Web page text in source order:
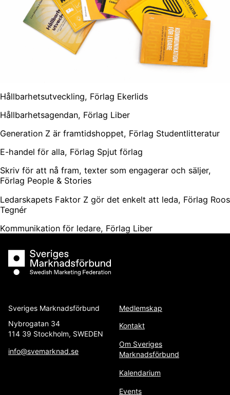
Hållbarhetsutveckling, Förlag Ekerlids
Hållbarhetsagendan, Förlag Liber
Generation Z är framtidshoppet, Förlag Studentlitteratur
E-handel för alla, Förlag Spjut förlag
Skriv för att nå fram, texter som engagerar och säljer,
Förlag People & Stories
Ledarskapets Faktor Z gör det enkelt att leda, Förlag Roos
Tegnér
Kommunikation för ledare, Förlag Liber
Sveriges Marknadsförbund
Sveriges Marknadsförbund
Nybrogatan 34
114 39 Stockholm, SWEDEN
info@svemarknad.se
Medlemskap
Kontakt
Om Sveriges
Marknadsförbund
Kalendarium
Events